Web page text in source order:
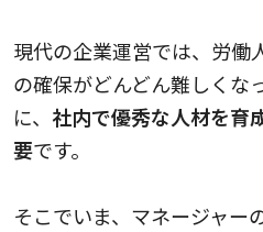
現代の企業運営では、労働
の確保がどんどん難しくな
に、 社内で優秀な人材を育
要です。
そこでいま、マネージャー